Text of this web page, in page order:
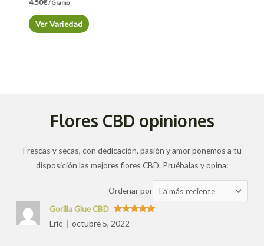
4.50€/ Gramo
Ver Variedad
Flores CBD opiniones
Frescas y secas, con dedicación, pasión y amor ponemos a tu
disposición las mejores flores CBD. Pruébalas y opina:
Ordenar por Ordenar
las
Valorado
con
Gorilla Glue CBD
Eric
octubre 5, 2022